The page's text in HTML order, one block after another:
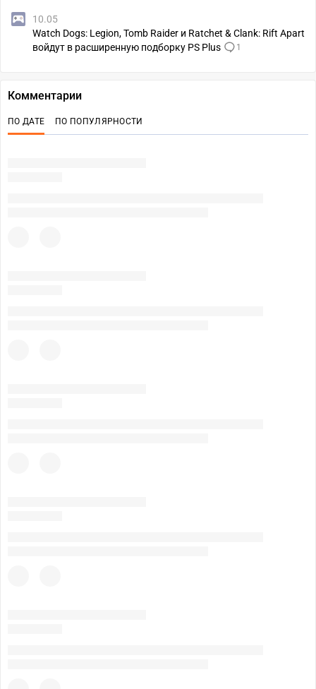
10.05
Watch Dogs: Legion, Tomb Raider и Ratchet & Clank: Rift Apart
войдут в расширенную подборку PS Plus
1
Комментарии
ПО ДАТЕ ПО ПОПУЛЯРНОСТИ